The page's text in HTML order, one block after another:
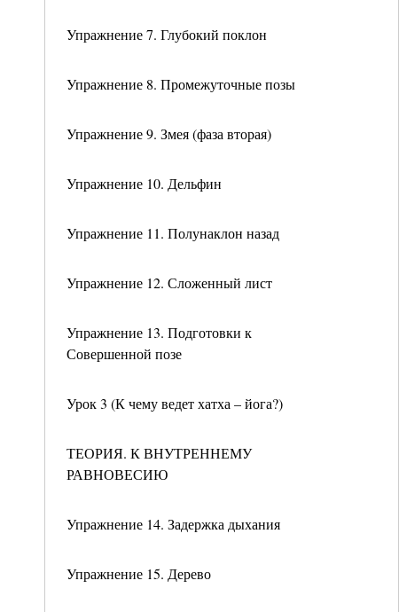
Упражнение 7. Глубокий поклон
Упражнение 8. Промежуточные позы
Упражнение 9. Змея (фаза вторая)
Упражнение 10. Дельфин
Упражнение 11. Полунаклон назад
Упражнение 12. Сложенный лист
Упражнение 13. Подготовки к
Совершенной позе
Урок 3 (К чему ведет хатха – йога?)
ТЕОРИЯ. К ВНУТРЕННЕМУ
РАВНОВЕСИЮ
Упражнение 14. Задержка дыхания
Упражнение 15. Дерево